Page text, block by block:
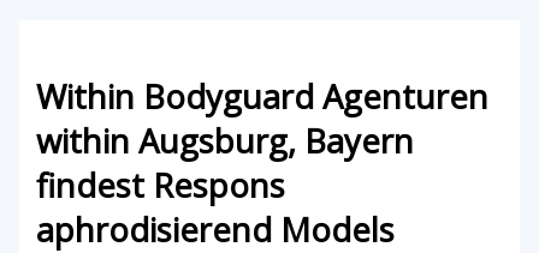
Within Bodyguard Agenturen
within Augsburg, Bayern
findest Respons
aphrodisierend Models